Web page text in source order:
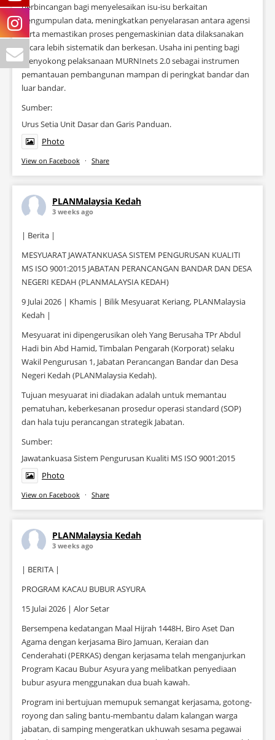
perbincangan bagi menyelesaikan isu-isu berkaitan
pengumpulan data, meningkatkan penyelarasan antara agensi
serta memastikan proses pengemaskinian data dilaksanakan
secara lebih sistematik dan berkesan. Usaha ini penting bagi
menyokong pelaksanaan MURNInets 2.0 sebagai instrumen
pemantauan pembangunan mampan di peringkat bandar dan
luar bandar.
Sumber:
Urus Setia Unit Dasar dan Garis Panduan.
Photo
View on Facebook · Share
PLANMalaysia Kedah
3 weeks ago
| Berita |
MESYUARAT JAWATANKUASA SISTEM PENGURUSAN KUALITI
MS ISO 9001:2015 JABATAN PERANCANGAN BANDAR DAN DESA
NEGERI KEDAH (PLANMALAYSIA KEDAH)
9 Julai 2026 | Khamis | Bilik Mesyuarat Keriang, PLANMalaysia
Kedah |
Mesyuarat ini dipengerusikan oleh Yang Berusaha TPr Abdul
Hadi bin Abd Hamid, Timbalan Pengarah (Korporat) selaku
Wakil Pengurusan 1, Jabatan Perancangan Bandar dan Desa
Negeri Kedah (PLANMalaysia Kedah).
Tujuan mesyuarat ini diadakan adalah untuk memantau
pematuhan, keberkesanan prosedur operasi standard (SOP)
dan hala tuju perancangan strategik Jabatan.
Sumber:
Jawatankuasa Sistem Pengurusan Kualiti MS ISO 9001:2015
Photo
View on Facebook · Share
PLANMalaysia Kedah
3 weeks ago
| BERITA |
PROGRAM KACAU BUBUR ASYURA
15 Julai 2026 | Alor Setar
Bersempena kedatangan Maal Hijrah 1448H, Biro Aset Dan
Agama dengan kerjasama Biro Jamuan, Keraian dan
Cenderahati (PERKAS) dengan kerjasama telah menganjurkan
Program Kacau Bubur Asyura yang melibatkan penyediaan
bubur asyura menggunakan dua buah kawah.
Program ini bertujuan memupuk semangat kerjasama, gotong-
royong dan saling bantu-membantu dalam kalangan warga
jabatan, di samping mengeratkan ukhuwah sesama pegawai